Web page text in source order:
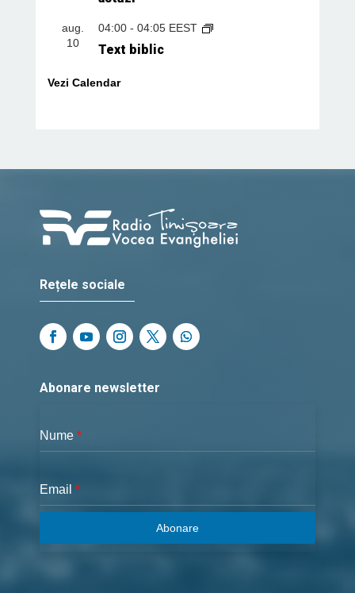
aug.
10
04:00- 04:05 EEST
Text biblic
Vezi Calendar
Rețele sociale
Abonare newsletter
Nume *
Email *
Abonare